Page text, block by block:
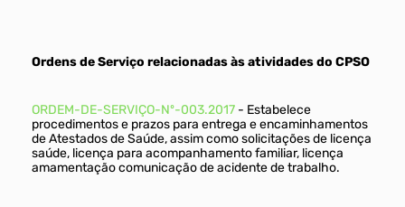
Ordens de Serviço relacionadas às atividades do CPSO
ORDEM-DE-SERVIÇO-Nº-003.2017 - Estabelece
procedimentos e prazos para entrega e encaminhamentos
de Atestados de Saúde, assim como solicitações de licença
saúde, licença para acompanhamento familiar, licença
amamentação comunicação de acidente de trabalho.